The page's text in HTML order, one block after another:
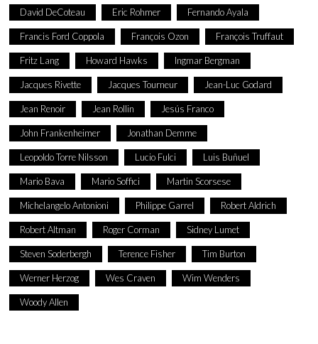
David DeCoteau Eric Rohmer Fernando Ayala
Francis Ford Coppola François Ozon François Truffaut
Fritz Lang Howard Hawks Ingmar Bergman
Jacques Rivette Jacques Tourneur Jean-Luc Godard
Jean Renoir Jean Rollin Jesús Franco
John Frankenheimer Jonathan Demme
Leopoldo Torre Nilsson Lucio Fulci Luis Buñuel
Mario Bava Mario Soffici Martin Scorsese
Michelangelo Antonioni Philippe Garrel Robert Aldrich
Robert Altman Roger Corman Sidney Lumet
Steven Soderbergh Terence Fisher Tim Burton
Werner Herzog Wes Craven Wim Wenders
Woody Allen